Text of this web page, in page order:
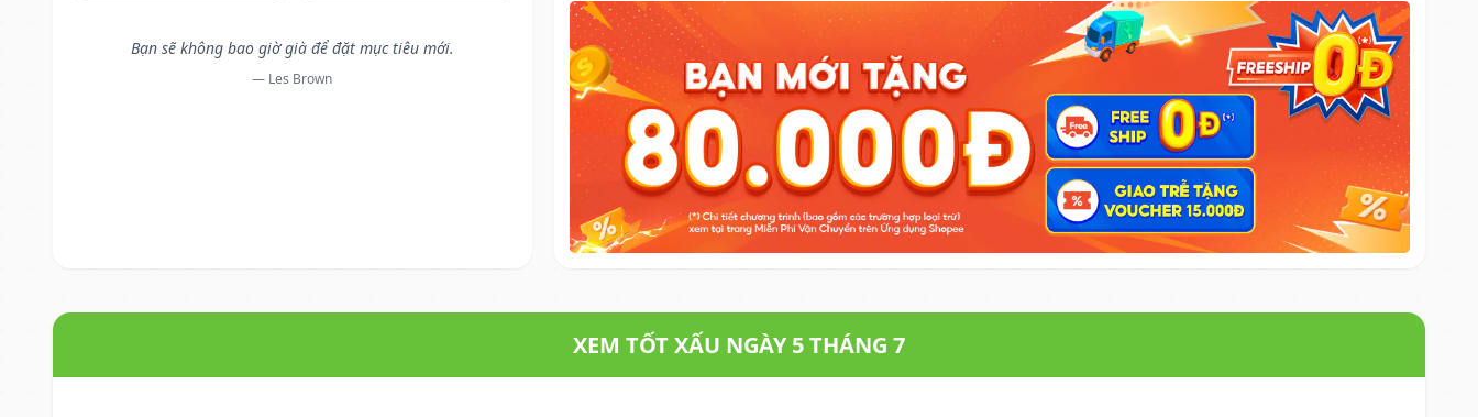
Bạn sẽ không bao giờ già để đặt mục tiêu mới.
— Les Brown
XEM TỐT XẤU NGÀY 5 THÁNG 7